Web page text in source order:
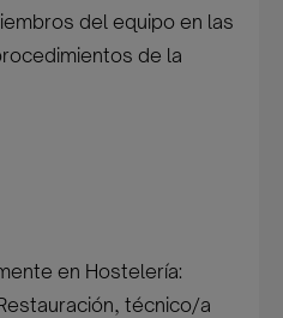
del equipo en las
de la
en Hostelería:
técnico/a